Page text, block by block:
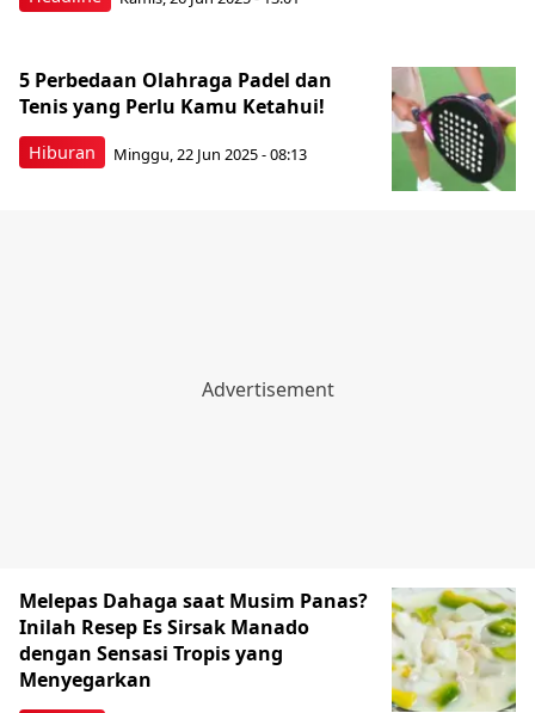
Hiburan
5 Perbedaan Olahraga Padel dan
Tenis yang Perlu Kamu Ketahui!
Minggu, 22 Jun 2025 - 08:13
Melepas Dahaga saat Musim Panas?
Inilah Resep Es Sirsak Manado
dengan Sensasi Tropis yang
Menyegarkan